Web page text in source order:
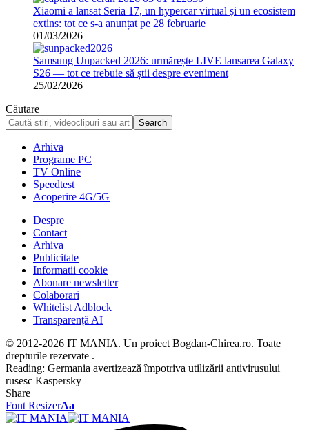
Xiaomi a lansat Seria 17, un hypercar virtual și un ecosistem
extins: tot ce s-a anunțat pe 28 februarie
01/03/2026
Samsung Unpacked 2026: urmărește LIVE lansarea Galaxy
S26 — tot ce trebuie să știi despre eveniment
25/02/2026
Căutare
Arhiva
Programe PC
TV Online
Speedtest
Acoperire 4G/5G
Despre
Contact
Arhiva
Publicitate
Informatii cookie
Abonare newsletter
Colaborari
Whitelist Adblock
Transparență AI
© 2012-2026 IT MANIA. Un proiect Bogdan-Chirea.ro. Toate
drepturile rezervate .
Reading: Germania avertizează împotriva utilizării antivirusului
rusesc Kaspersky
Share
Font ResizerAa